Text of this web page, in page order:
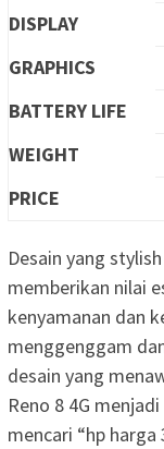
DISPLAY
GRAPHICS
BATTERY LIFE
WEIGHT
PRICE
Desain yang
memberikan nilai
kenyamanan dan
menggenggam
desain yang
Reno 8 4G
mencari “hp